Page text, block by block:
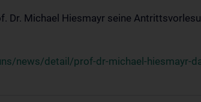
Dr. Michael Hiesmayr seine
news/detail/prof-dr-michael-hiesmayr-